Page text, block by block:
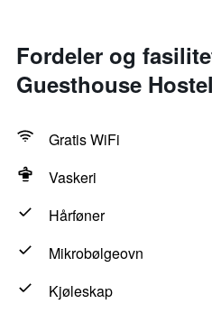
Fordeler og
Guesthouse Hostel
Gratis WiFi
Vaskeri
Hårføner
Mikrobølgeovn
Kjøleskap